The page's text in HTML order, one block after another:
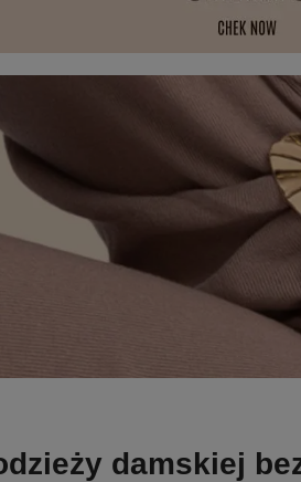
damskiej